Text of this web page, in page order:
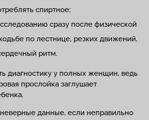
спиртное;
сразу после физической
по лестнице, резких движений,
ритм.
диагностику у полных женщин, ведь
прослойка заглушает
данные, если неправильно